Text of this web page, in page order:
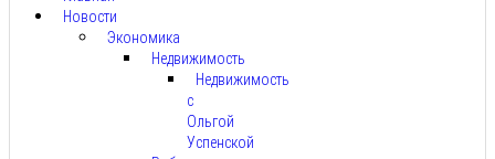
Новости
Экономика
Недвижимость
Недвижимость
с
Ольгой
Успенской